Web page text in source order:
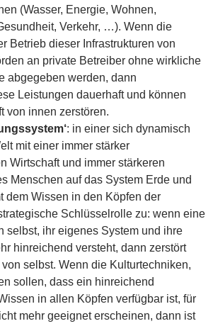
(Wasser, Energie, Wohnen,
Verkehr, …). Wenn die
Betrieb dieser Infrastrukturen von
an private Betreiber ohne wirkliche
abgegeben werden, dann
Leistungen dauerhaft und können
von innen zerstören.
: in einer sich dynamisch
mit einer immer stärker
Wirtschaft und immer stärkeren
Menschen auf das System Erde und
dem Wissen in den Köpfen der
Schlüsselrolle zu: wenn eine
selbst, ihr eigenes System und ihre
hinreichend versteht, dann zerstört
selbst. Wenn die Kulturtechniken,
sollen, dass ein hinreichend
in allen Köpfen verfügbar ist, für
mehr geeignet erscheinen, dann ist